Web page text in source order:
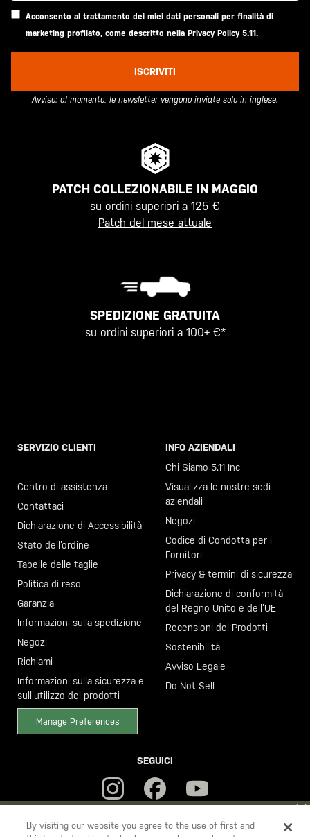
YOU ARE SHOPPING ON OURITALIASITE. WOULD YOU LIKE TO
Acconsento al trattamento dei miei dati personali per finalità di
marketing profilato, come descritto nella Privacy Policy 5.11.
ISCRIVITI
Avviso: al momento, le newsletter vengono inviate solo in inglese.
PATCH COLLEZIONABILE IN MAGGIO
su ordini superiori a 125 €
Patch del mese attuale
SPEDIZIONE GRATUITA
su ordini superiori a 100+ €*
SERVIZIO CLIENTI
Centro di assistenza
Contattaci
Dichiarazione di Accessibilità
Stato dell’ordine
Tabelle delle taglie
Politica di reso
Garanzia
Informazioni sulla spedizione
Negozi
Richiami
Informazioni sulla sicurezza e
sull’utilizzo dei prodotti
Manage Preferences
INFO AZIENDALI
Chi Siamo 5.11 Inc
Visualizza le nostre sedi
aziendali
Negozi
Codice di Condotta per i
Fornitori
Privacy & termini di sicurezza
Dichiarazione di conformità
del Regno Unito e dell’UE
Recensioni dei Prodotti
Sostenibilità
Avviso Legale
Do Not Sell
SEGUICI
By visiting our website you agree to the use of first and